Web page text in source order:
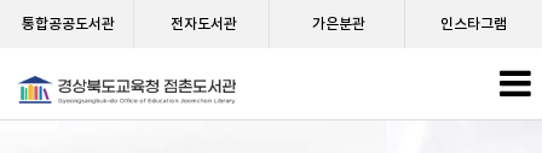
통합공공도서관 전자도서관 가은분관 인스타그램